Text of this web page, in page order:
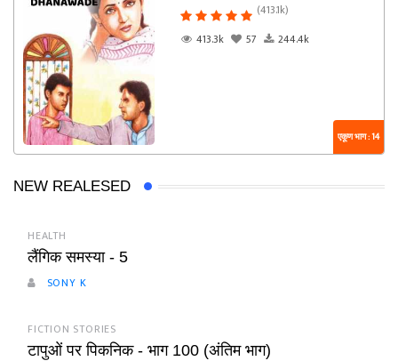
(413.1k)
413.3k
57 244.4k
एकूण भाग : 14
NEW REALESED
HEALTH
लैंगिक समस्या - 5
SONY K
FICTION STORIES
टापुओं पर पिकनिक - भाग 100 (अंतिम भाग)